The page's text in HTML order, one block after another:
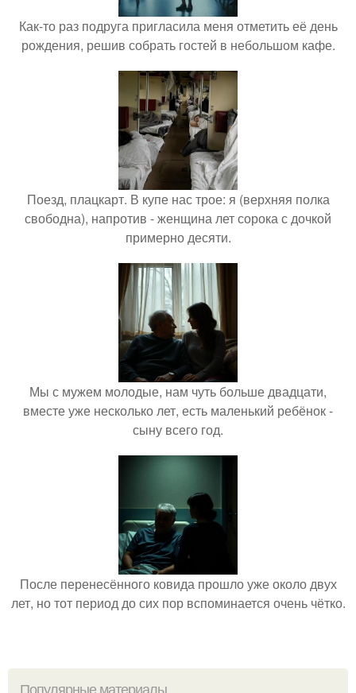
Как-то раз подруга пригласила меня отметить её день
рождения, решив собрать гостей в небольшом кафе.
Поезд, плацкарт. В купе нас трое: я (верхняя полка
свободна), напротив - женщина лет сорока с дочкой
примерно десяти.
Мы с мужем молодые, нам чуть больше двадцати,
вместе уже несколько лет, есть маленький ребёнок -
сыну всего год.
После перенесённого ковида прошло уже около двух
лет, но тот период до сих пор вспоминается очень чётко.
Популярные материалы